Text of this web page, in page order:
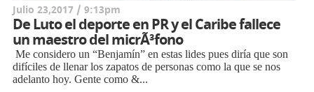
Julio 23,2017 / 9:13pm
De Luto el deporte en PR y el Caribe fallece
un maestro del micrÃ³fono
Me considero un “Benjamín” en estas lides pues diría que son
difíciles de llenar los zapatos de personas como la que se nos
adelanto hoy. Gente como &...